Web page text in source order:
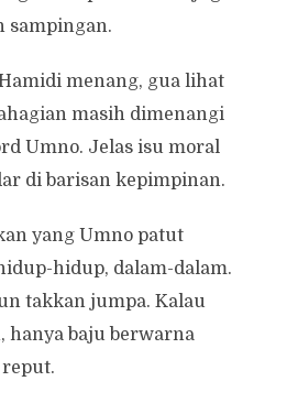
sampingan.
menang, gua lihat
masih dimenangi
Umno. Jelas isu moral
di barisan kepimpinan.
yang Umno patut
hidup, dalam-dalam.
takkan jumpa. Kalau
hanya baju berwarna